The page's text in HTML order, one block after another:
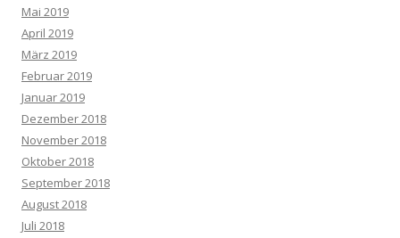
Mai 2019
April 2019
März 2019
Februar 2019
Januar 2019
Dezember 2018
November 2018
Oktober 2018
September 2018
August 2018
Juli 2018